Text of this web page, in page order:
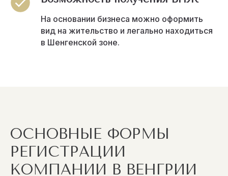
На основании бизнеса можно оформить
вид на жительство и легально находиться
в Шенгенской зоне.
ОСНОВНЫЕ ФОРМЫ
РЕГИСТРАЦИИ
КОМПАНИИ В ВЕНГРИИ